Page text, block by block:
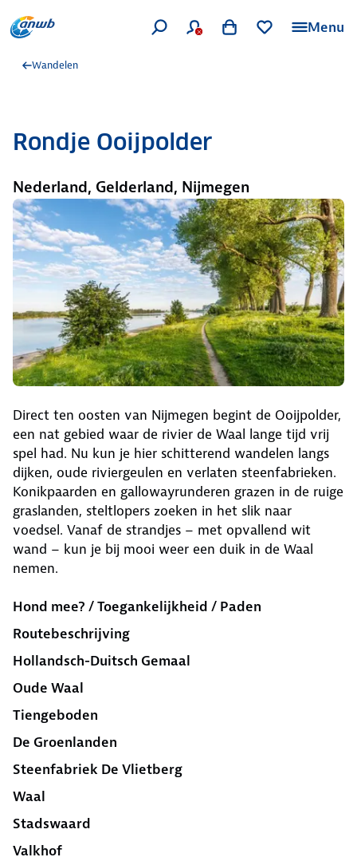
Menu
Wandelen
Rondje Ooijpolder
Nederland, Gelderland, Nijmegen
Direct ten oosten van Nijmegen begint de Ooijpolder,
een nat gebied waar de rivier de Waal lange tijd vrij
spel had. Nu kun je hier schitterend wandelen langs
dijken, oude riviergeulen en verlaten steenfabrieken.
Konikpaarden en gallowayrunderen grazen in de ruige
graslanden, steltlopers zoeken in het slik naar
voedsel. Vanaf de strandjes – met opvallend wit
wand – kun je bij mooi weer een duik in de Waal
nemen.
Hond mee? / Toegankelijkheid / Paden
Routebeschrijving
Hollandsch-Duitsch Gemaal
Oude Waal
Tiengeboden
De Groenlanden
Steenfabriek De Vlietberg
Waal
Stadswaard
Valkhof